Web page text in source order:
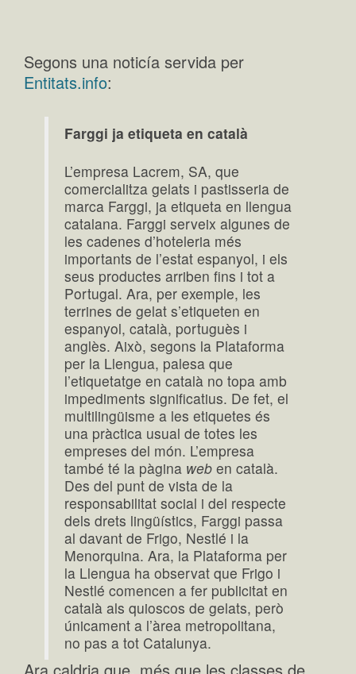
Segons una noticía servida per
Entitats.info:
Farggi ja etiqueta en català
L’empresa Lacrem, SA, que
comercialitza gelats i pastisseria de
marca Farggi, ja etiqueta en llengua
catalana. Farggi serveix algunes de
les cadenes d’hoteleria més
importants de l’estat espanyol, i els
seus productes arriben fins i tot a
Portugal. Ara, per exemple, les
terrines de gelat s’etiqueten en
espanyol, català, portuguès i
anglès. Això, segons la Plataforma
per la Llengua, palesa que
l’etiquetatge en català no topa amb
impediments significatius. De fet, el
multilingüisme a les etiquetes és
una pràctica usual de totes les
empreses del món. L’empresa
també té la pàgina web en català.
Des del punt de vista de la
responsabilitat social i del respecte
dels drets lingüístics, Farggi passa
al davant de Frigo, Nestlé i la
Menorquina. Ara, la Plataforma per
la Llengua ha observat que Frigo i
Nestlé comencen a fer publicitat en
català als quioscos de gelats, però
únicament a l’àrea metropolitana,
no pas a tot Catalunya.